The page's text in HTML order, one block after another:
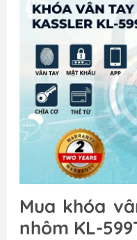
Mua khóa
nhôm KL-